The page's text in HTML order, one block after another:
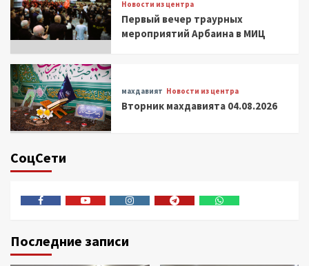
Новости из центра
Первый вечер траурных
мероприятий Арбаина в МИЦ
махдавият Новости из центра
Вторник махдавията 04.08.2026
СоцСети
Последние записи